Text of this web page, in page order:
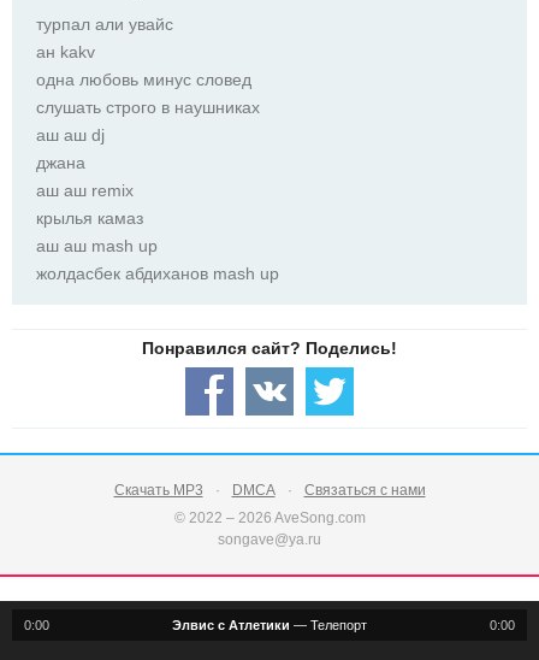
турпал али увайс
ан kakv
одна любовь минус словед
слушать строго в наушниках
аш аш dj
джана
аш аш remix
крылья камаз
аш аш mash up
жолдасбек абдиханов mash up
Скачать MP3 DMCA
Связаться с нами
© 2022 – 2026 AveSong.com
songave@ya.ru
0:00 0:00
Элвис с Атлетики — Телепорт